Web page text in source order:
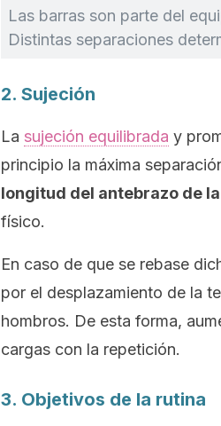
Las barras son parte del
Distintas separaciones
2. Sujeción
La sujeción equilibrada y
principio la máxima
longitud del antebrazo de
físico.
En caso de que se rebase
por el desplazamiento de la
hombros. De esta forma,
cargas con la repetición.
3. Objetivos de la rutina